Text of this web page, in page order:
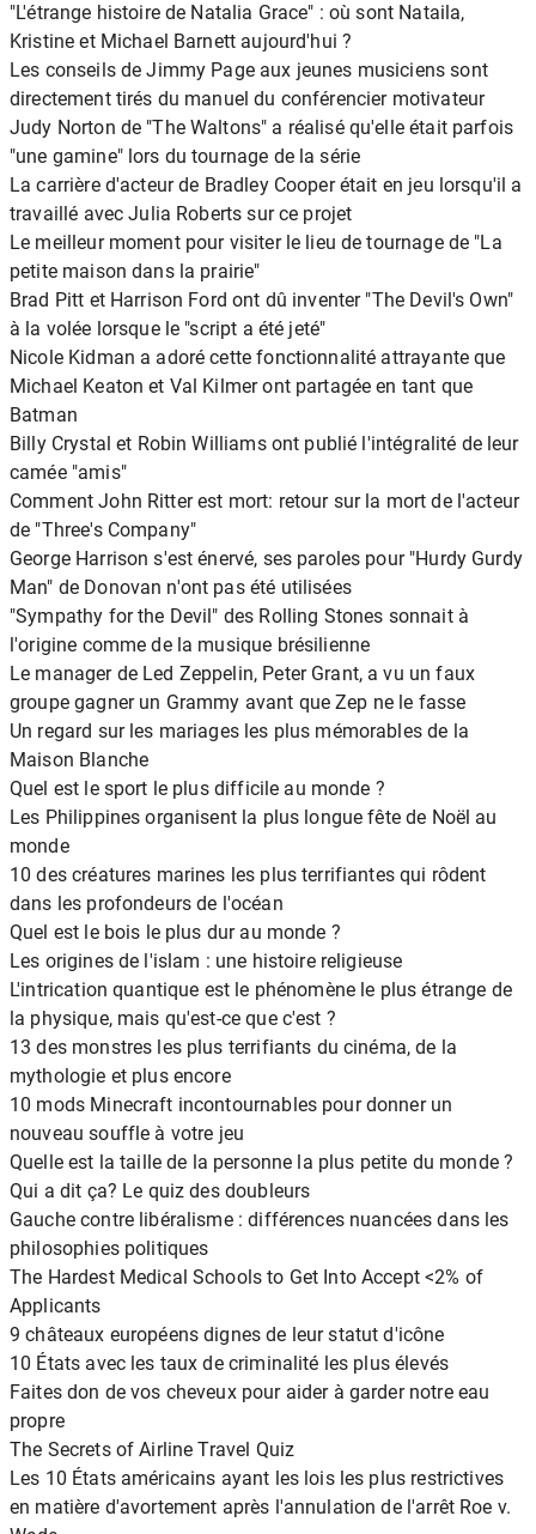
"L'étrange histoire de Natalia Grace" : où sont Nataila,
Kristine et Michael Barnett aujourd'hui ?
Les conseils de Jimmy Page aux jeunes musiciens sont
directement tirés du manuel du conférencier motivateur
Judy Norton de "The Waltons" a réalisé qu'elle était parfois
"une gamine" lors du tournage de la série
La carrière d'acteur de Bradley Cooper était en jeu lorsqu'il a
travaillé avec Julia Roberts sur ce projet
Le meilleur moment pour visiter le lieu de tournage de "La
petite maison dans la prairie"
Brad Pitt et Harrison Ford ont dû inventer "The Devil's Own"
à la volée lorsque le "script a été jeté"
Nicole Kidman a adoré cette fonctionnalité attrayante que
Michael Keaton et Val Kilmer ont partagée en tant que
Batman
Billy Crystal et Robin Williams ont publié l'intégralité de leur
camée "amis"
Comment John Ritter est mort: retour sur la mort de l'acteur
de "Three's Company"
George Harrison s'est énervé, ses paroles pour "Hurdy Gurdy
Man" de Donovan n'ont pas été utilisées
"Sympathy for the Devil" des Rolling Stones sonnait à
l'origine comme de la musique brésilienne
Le manager de Led Zeppelin, Peter Grant, a vu un faux
groupe gagner un Grammy avant que Zep ne le fasse
Un regard sur les mariages les plus mémorables de la
Maison Blanche
Quel est le sport le plus difficile au monde ?
Les Philippines organisent la plus longue fête de Noël au
monde
10 des créatures marines les plus terrifiantes qui rôdent
dans les profondeurs de l'océan
Quel est le bois le plus dur au monde ?
Les origines de l'islam : une histoire religieuse
L'intrication quantique est le phénomène le plus étrange de
la physique, mais qu'est-ce que c'est ?
13 des monstres les plus terrifiants du cinéma, de la
mythologie et plus encore
10 mods Minecraft incontournables pour donner un
nouveau souffle à votre jeu
Quelle est la taille de la personne la plus petite du monde ?
Qui a dit ça? Le quiz des doubleurs
Gauche contre libéralisme : différences nuancées dans les
philosophies politiques
The Hardest Medical Schools to Get Into Accept <2% of
Applicants
9 châteaux européens dignes de leur statut d'icône
10 États avec les taux de criminalité les plus élevés
Faites don de vos cheveux pour aider à garder notre eau
propre
The Secrets of Airline Travel Quiz
Les 10 États américains ayant les lois les plus restrictives
en matière d'avortement après l'annulation de l'arrêt Roe v.